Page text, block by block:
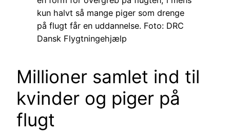
kun halvt så mange piger som drenge
på flugt får en uddannelse. Foto: DRC
Dansk Flygtningehjælp
Millioner samlet ind til
kvinder og piger på
flugt